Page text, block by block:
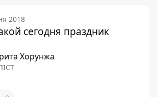
2018
сегодня праздник
Хорунжа